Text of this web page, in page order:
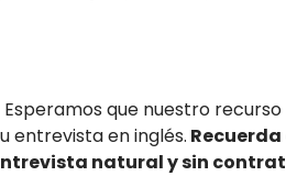
Esperamos que nuestro
entrevista en inglés.
natural y sin